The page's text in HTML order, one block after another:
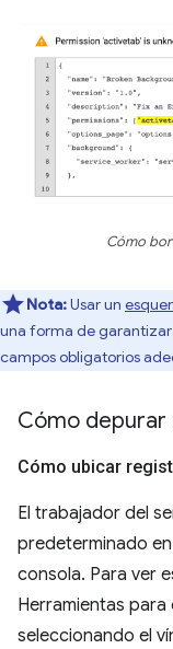
Cómo
Nota:Usar un
una forma de
campos obligatorios
Cómo
Cómo ubicar
El trabajador del
predeterminado
consola. Para ver
Herramientas
seleccionando el